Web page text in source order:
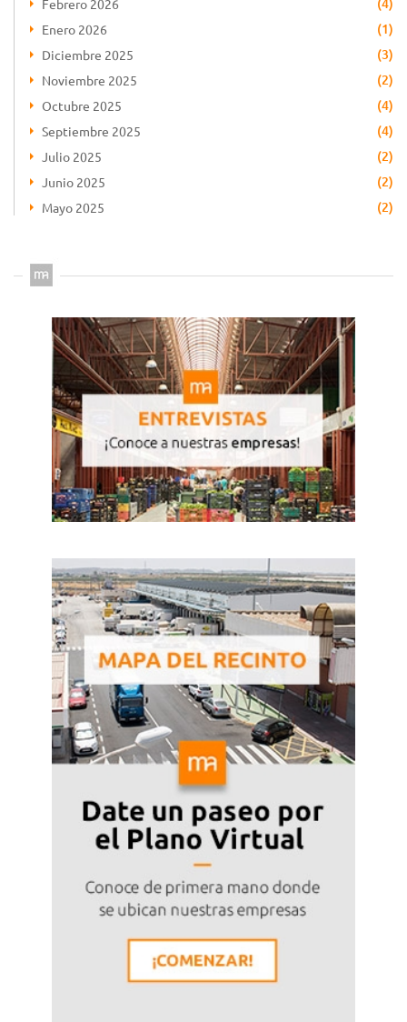
Enero 2026 (1)
Diciembre 2025 (3)
Noviembre 2025 (2)
Octubre 2025 (4)
Septiembre 2025 (4)
Julio 2025 (2)
Junio 2025 (2)
Mayo 2025 (2)